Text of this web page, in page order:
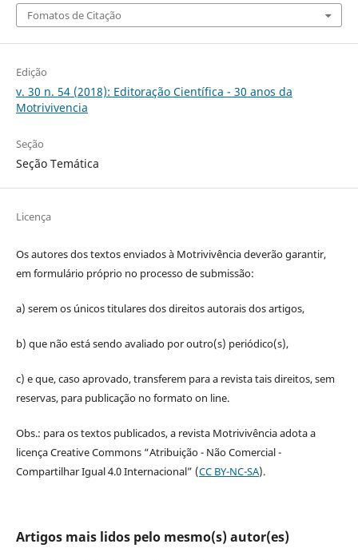
Fomatos de Citação
Edição
v. 30 n. 54 (2018): Editoração Científica - 30 anos da
Motrivivencia
Seção
Seção Temática
Licença
Os autores dos textos enviados à Motrivivência deverão garantir,
em formulário próprio no processo de submissão:
a) serem os únicos titulares dos direitos autorais dos artigos,
b) que não está sendo avaliado por outro(s) periódico(s),
c) e que, caso aprovado, transferem para a revista tais direitos, sem
reservas, para publicação no formato on line.
Obs.: para os textos publicados, a revista Motrivivência adota a
licença Creative Commons “Atribuição - Não Comercial -
Compartilhar Igual 4.0 Internacional” (CC BY-NC-SA).
Artigos mais lidos pelo mesmo(s) autor(es)